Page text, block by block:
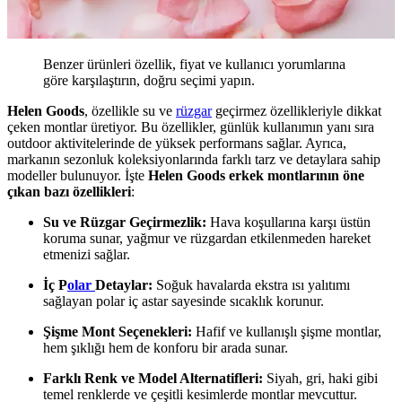
Benzer ürünleri özellik, fiyat ve kullanıcı yorumlarına
göre karşılaştırın, doğru seçimi yapın.
Helen Goods, özellikle su ve rüzgargeçirmez özellikleriyle dikkat
çeken montlar üretiyor. Bu özellikler, günlük kullanımın yanı sıra
outdoor aktivitelerinde de yüksek performans sağlar. Ayrıca,
markanın sezonluk koleksiyonlarında farklı tarz ve detaylara sahip
modeller bulunuyor. İşte Helen Goods erkek montlarının öne
çıkan bazı özellikleri:
Su ve Rüzgar Geçirmezlik: Hava koşullarına karşı üstün
koruma sunar, yağmur ve rüzgardan etkilenmeden hareket
etmenizi sağlar.
İç Polar Detaylar: Soğuk havalarda ekstra ısı yalıtımı
sağlayan polar iç astar sayesinde sıcaklık korunur.
Şişme Mont Seçenekleri: Hafif ve kullanışlı şişme montlar,
hem şıklığı hem de konforu bir arada sunar.
Farklı Renk ve Model Alternatifleri: Siyah, gri, haki gibi
temel renklerde ve çeşitli kesimlerde montlar mevcuttur.